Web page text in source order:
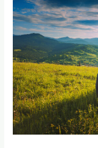
für
Naturliebhaber